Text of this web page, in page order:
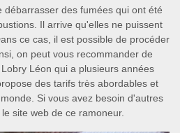
débarrasser des fumées qui ont été
Il arrive qu'elles ne puissent
ce cas, il est possible de procéder
on peut vous recommander de
Léon qui a plusieurs années
des tarifs très abordables et
Si vous avez besoin d'autres
site web de ce ramoneur.